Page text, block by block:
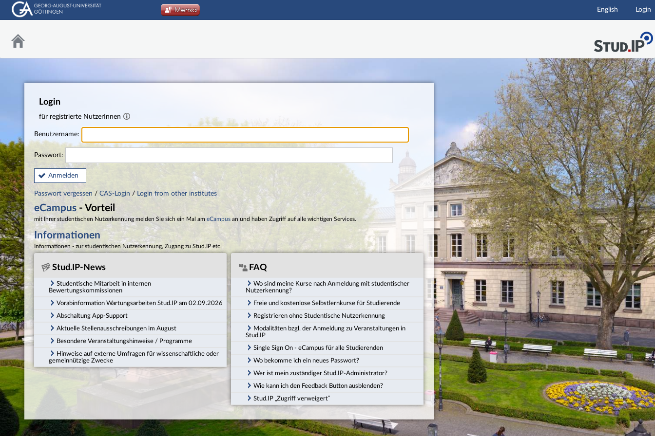
Hauptnavigation
English Login
Login
für registrierte NutzerInnen
Benutzername:
Passwort:
Anmelden
Passwort vergessen / CAS-Login / Login from other institutes
eCampus - Vorteil
mit Ihrer studentischen Nutzerkennung melden Sie sich ein Mal am eCampus an und haben Zugriff auf alle wichtigen Services.
Informationen
Informationen - zur studentischen Nutzerkennung, Zugang zu Stud.IP etc.
Stud.IP-News
Studentische Mitarbeit in internen
Bewertungskommissionen
Vorabinformation Wartungsarbeiten Stud.IP am 02.09.2026
Abschaltung App-Support
Aktuelle Stellenausschreibungen im August
Besondere Veranstaltungshinweise / Programme
Hinweise auf externe Umfragen für wissenschaftliche oder
gemeinnützige Zwecke
FAQ
Wo sind meine Kurse nach Anmeldung mit studentischer
Nutzerkennung?
Freie und kostenlose Selbstlernkurse für Studierende
Registrieren ohne Studentische Nutzerkennung
Modalitäten bzgl. der Anmeldung zu Veranstaltungen in
Stud.IP
Single Sign On - eCampus für alle Studierenden
Wo bekomme ich ein neues Passwort?
Wer ist mein zuständiger Stud.IP-Administrator?
Wie kann ich den Feedback Button ausblenden?
Stud.IP „Zugriff verweigert“